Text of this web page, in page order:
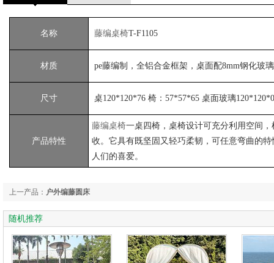
名称 藤编桌椅T-F1105
材质 pe藤编制，全铝合金框架，桌面配8mm钢化玻璃
尺寸 桌120*120*76 椅：57*57*65 桌面玻璃
产品特性
藤编桌椅一桌四椅，桌椅设计可充分利用空间
收。它具有既坚固又轻巧柔韧，可任意弯曲的
人们的喜爱。
上一产品： 户外编藤圆床
随机推荐